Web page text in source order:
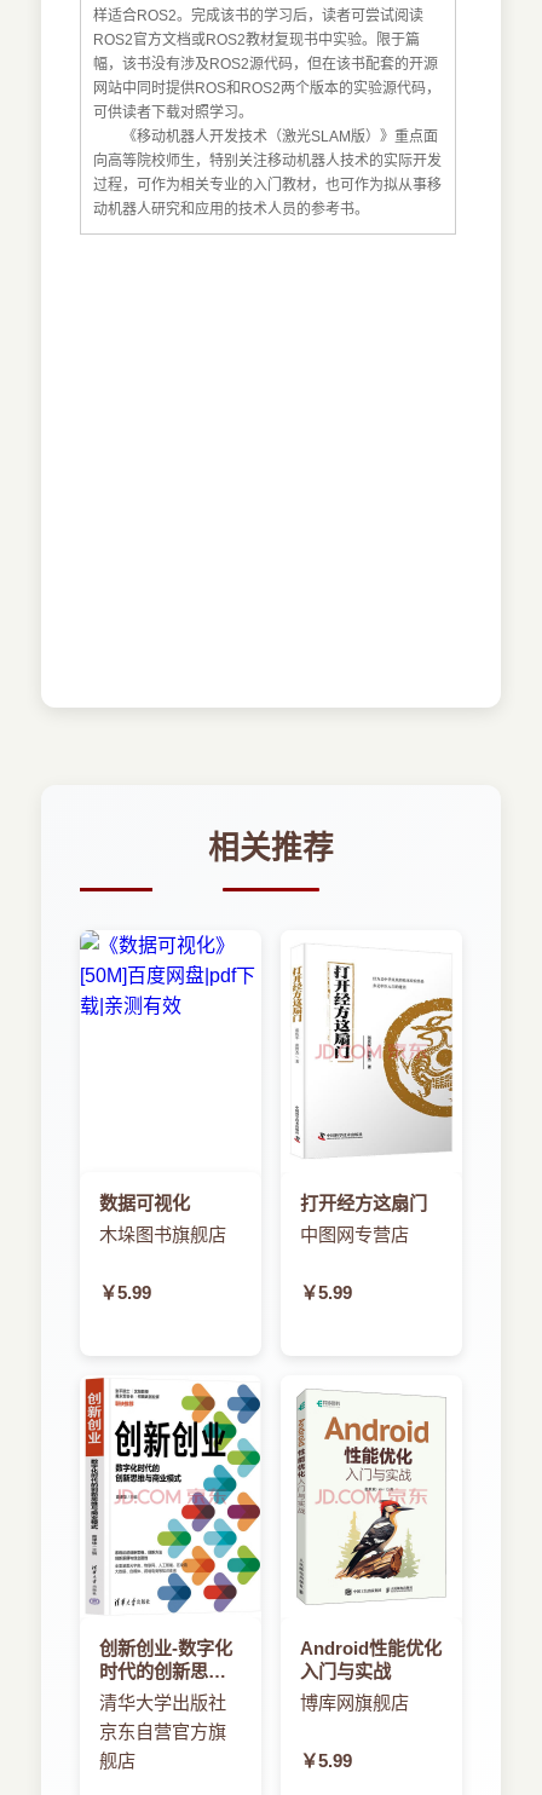
样适合ROS2。完成该书的学习后，读者可尝试阅读
ROS2官方文档或ROS2教材复现书中实验。限于篇
幅，该书没有涉及ROS2源代码，但在该书配套的开源
网站中同时提供ROS和ROS2两个版本的实验源代码，
可供读者下载对照学习。
《移动机器人开发技术（激光SLAM版）》重点面
向高等院校师生，特别关注移动机器人技术的实际开发
过程，可作为相关专业的入门教材，也可作为拟从事移
动机器人研究和应用的技术人员的参考书。
相关推荐
数据可视化
木垛图书旗舰店
￥5.99
打开经方这扇门
中图网专营店
￥5.99
创新创业-数字化
时代的创新思维
与商业模式
清华大学出版社
京东自营官方旗
舰店
Android性能优化
入门与实战
博库网旗舰店
￥5.99